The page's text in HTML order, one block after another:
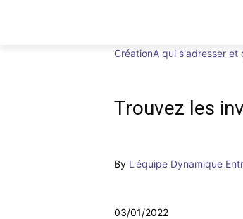
CréationA qui s'adresser et
Trouvez les
By L'équipe Dynamique
03/01/2022